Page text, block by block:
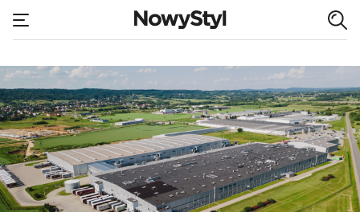
Home
Aplo – nowe modele
none